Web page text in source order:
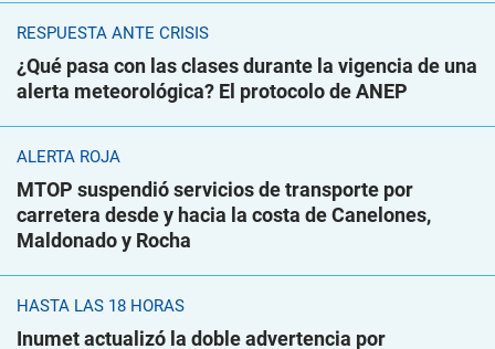
RESPUESTA ANTE CRISIS
¿Qué pasa con las clases durante la vigencia de una
alerta meteorológica? El protocolo de ANEP
ALERTA ROJA
MTOP suspendió servicios de transporte por
carretera desde y hacia la costa de Canelones,
Maldonado y Rocha
HASTA LAS 18 HORAS
Inumet actualizó la doble advertencia por